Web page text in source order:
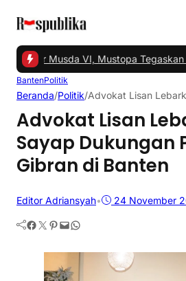
Gelar Musda VI, Mustopa Tegaskan
BantenPolitik
Beranda/Politik/Advokat Lisan
Advokat Lisan
Sayap Dukungan
Gibran di Banten
Editor Adriansyah• 24 November
Facebook Twitter Pinterest Mail WhatsApp